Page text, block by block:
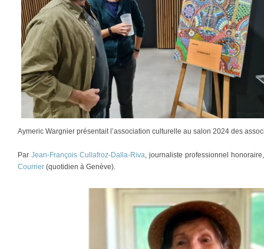
Aymeric Wargnier présentait l’association culturelle au salon 2024 des
Par Jean-François Cullafroz-Dalla-Riva, journaliste professionnel
Courrier (quotidien à Genève).